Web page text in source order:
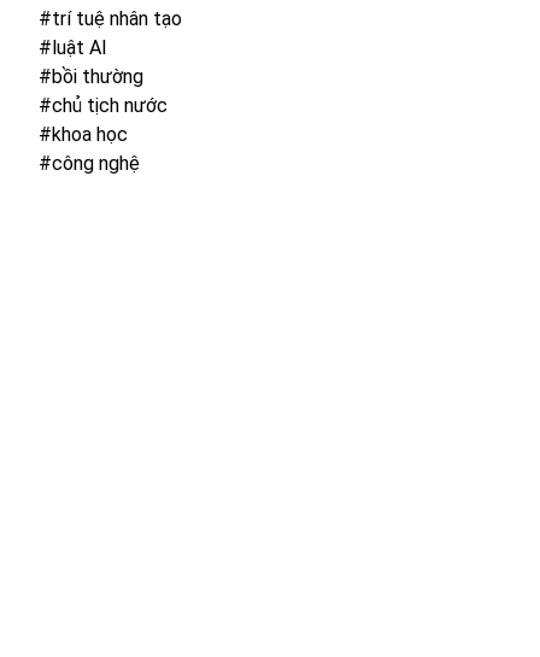
#trí tuệ nhân tạo
#luật AI
#bồi thường
#chủ tịch nước
#khoa học
#công nghệ